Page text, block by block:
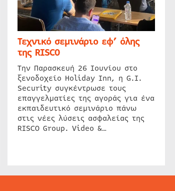
Τεχνικό σεμινάριο εφ’ όλης
της RISCO
Την Παρασκευή 26 Ιουνίου στο
ξενοδοχείο Holiday Inn, η G.I.
Security συγκέντρωσε τους
επαγγελματίες της αγοράς για ένα
εκπαιδευτικό σεμινάριο πάνω
στις νέες λύσεις ασφαλείας της
RISCO Group. Video &…